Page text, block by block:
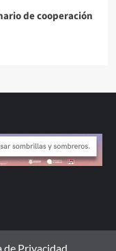
de cooperación
de Privacidad